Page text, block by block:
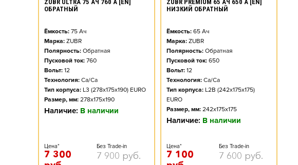
ZUBR ULTRA 75 АЧ 760 А [EN]
ОБРАТНЫЙ
Ёмкость: 75Ач
Марка: ZUBR
Полярность: Обратная
Пусковой ток: 760
Вольт: 12
Технология: Ca/Ca
Тип корпуса: L3 (278x175x190) EURO
Размер, мм: 278x175x190
Наличие: В наличии
Цена*
7 300
Без Trade-in
7 900 руб.
ZUBR PREMIUM 65 АЧ 650 А [EN]
НИЗКИЙ ОБРАТНЫЙ
Ёмкость: 65Ач
Марка: ZUBR
Полярность: Обратная
Пусковой ток: 650
Вольт: 12
Технология: Ca/Ca
Тип корпуса: L2B (242x175x175)
EURO
Размер, мм: 242x175x175
Наличие: В наличии
Цена*
7 100
Без Trade-in
7 600 руб.